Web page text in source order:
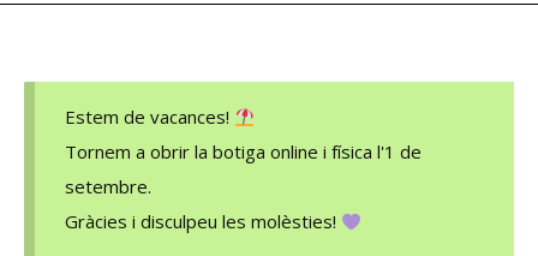
Estem de vacances!
Tornem a obrir la botiga online i física l'1 de
setembre.
Gràcies i disculpeu les molèsties!